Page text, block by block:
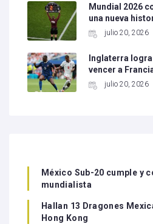
Mundial 2026
una nueva
julio 20, 2026
Inglaterra
vencer a
julio 20, 2026
México Sub-20 cumple y
mundialista
Hallan 13 Dragones
Hong Kong